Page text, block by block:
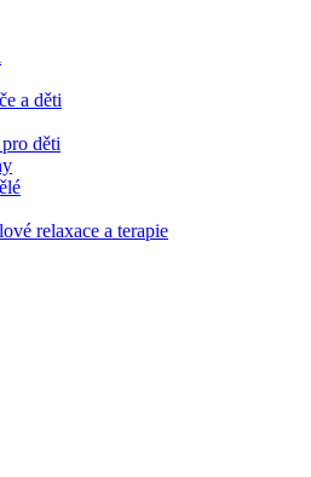
a děti
děti
relaxace a terapie